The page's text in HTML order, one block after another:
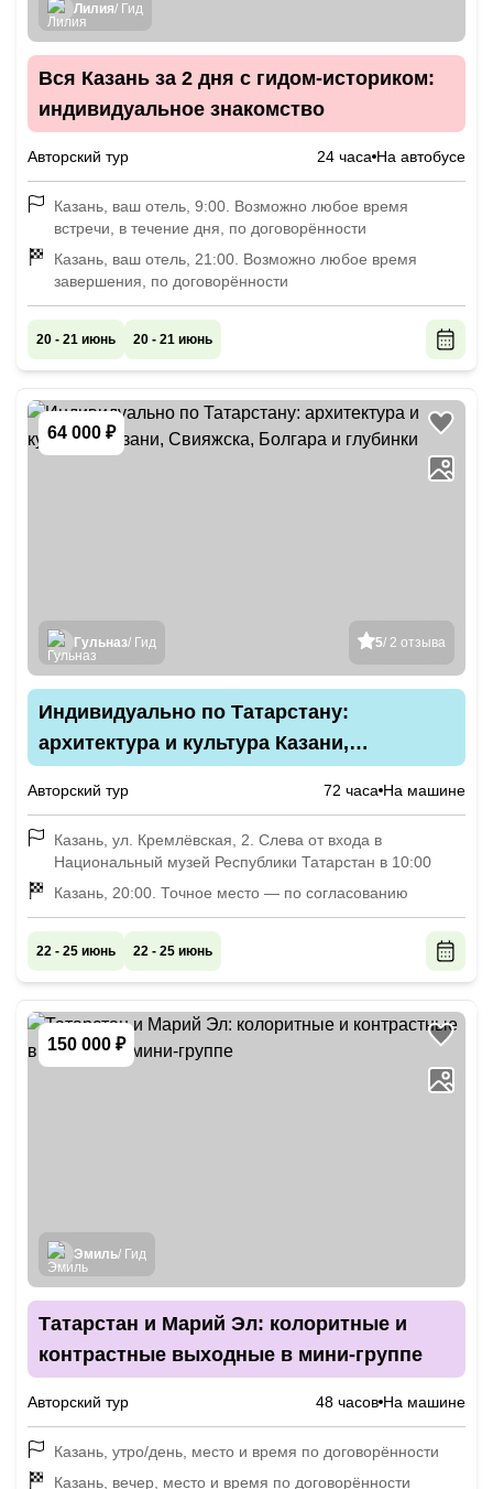
Лилия/ Гид
Вся Казань за 2 дня с гидом-историком:
индивидуальное знакомство
Авторский тур 24 часа На автобусе
Казань, ваш отель, 9:00. Возможно любое время
встречи, в течение дня, по договорённости
Казань, ваш отель, 21:00. Возможно любое время
завершения, по договорённости
20 - 21 июнь 20 - 21 июнь
64 000 ₽
5/ 2 отзыва
Гульназ/ Гид
Индивидуально по Татарстану:
архитектура и культура Казани,
Авторский тур 72 часа На машине
Казань, ул. Кремлёвская, 2. Слева от входа в
Национальный музей Республики Татарстан в 10:00
Казань, 20:00. Точное место — по согласованию
22 - 25 июнь 22 - 25 июнь
150 000 ₽
Эмиль/ Гид
Татарстан и Марий Эл: колоритные и
контрастные выходные в мини-группе
Авторский тур 48 часов На машине
Казань, утро/день, место и время по договорённости
Казань, вечер, место и время по договорённости